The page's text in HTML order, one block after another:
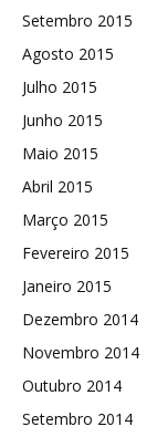
Setembro 2015
Agosto 2015
Julho 2015
Junho 2015
Maio 2015
Abril 2015
Março 2015
Fevereiro 2015
Janeiro 2015
Dezembro 2014
Novembro 2014
Outubro 2014
Setembro 2014